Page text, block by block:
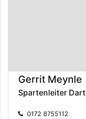
Gerrit Meynle
Spartenleiter Dart
0172 8755112